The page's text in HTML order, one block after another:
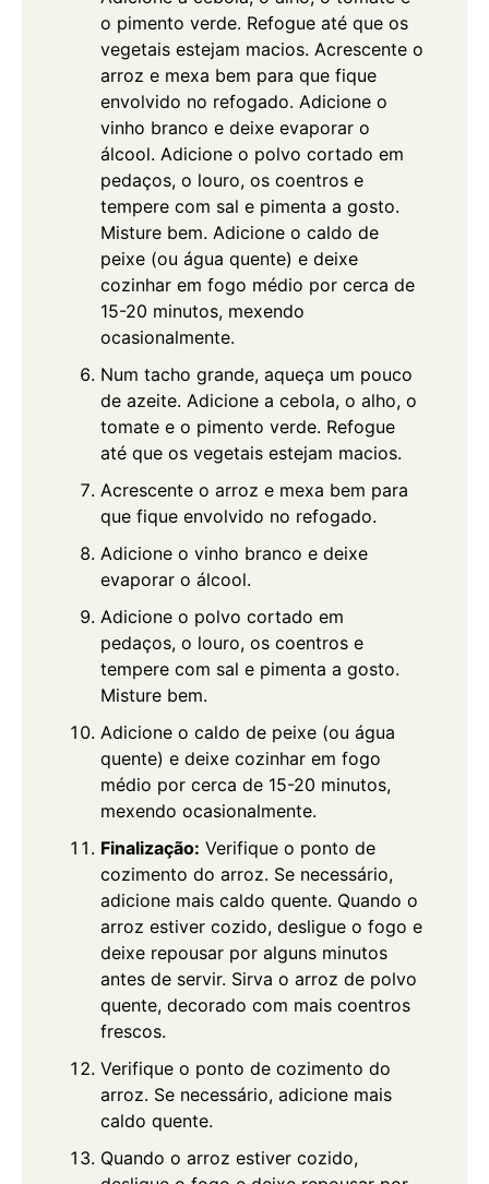
o pimento verde. Refogue até que os
vegetais estejam macios. Acrescente o
arroz e mexa bem para que fique
envolvido no refogado. Adicione o
vinho branco e deixe evaporar o
álcool. Adicione o polvo cortado em
pedaços, o louro, os coentros e
tempere com sal e pimenta a gosto.
Misture bem. Adicione o caldo de
peixe (ou água quente) e deixe
cozinhar em fogo médio por cerca de
15-20 minutos, mexendo
ocasionalmente.
Num tacho grande, aqueça um pouco
de azeite. Adicione a cebola, o alho, o
tomate e o pimento verde. Refogue
até que os vegetais estejam macios.
Acrescente o arroz e mexa bem para
que fique envolvido no refogado.
Adicione o vinho branco e deixe
evaporar o álcool.
Adicione o polvo cortado em
pedaços, o louro, os coentros e
tempere com sal e pimenta a gosto.
Misture bem.
Adicione o caldo de peixe (ou água
quente) e deixe cozinhar em fogo
médio por cerca de 15-20 minutos,
mexendo ocasionalmente.
Finalização: Verifique o ponto de
cozimento do arroz. Se necessário,
adicione mais caldo quente. Quando o
arroz estiver cozido, desligue o fogo e
deixe repousar por alguns minutos
antes de servir. Sirva o arroz de polvo
quente, decorado com mais coentros
frescos.
Verifique o ponto de cozimento do
arroz. Se necessário, adicione mais
caldo quente.
Quando o arroz estiver cozido,